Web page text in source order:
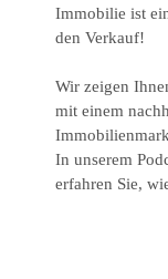
Immobilie ist
den Verkauf!
Wir zeigen
mit einem
In unserem
erfahren Sie,